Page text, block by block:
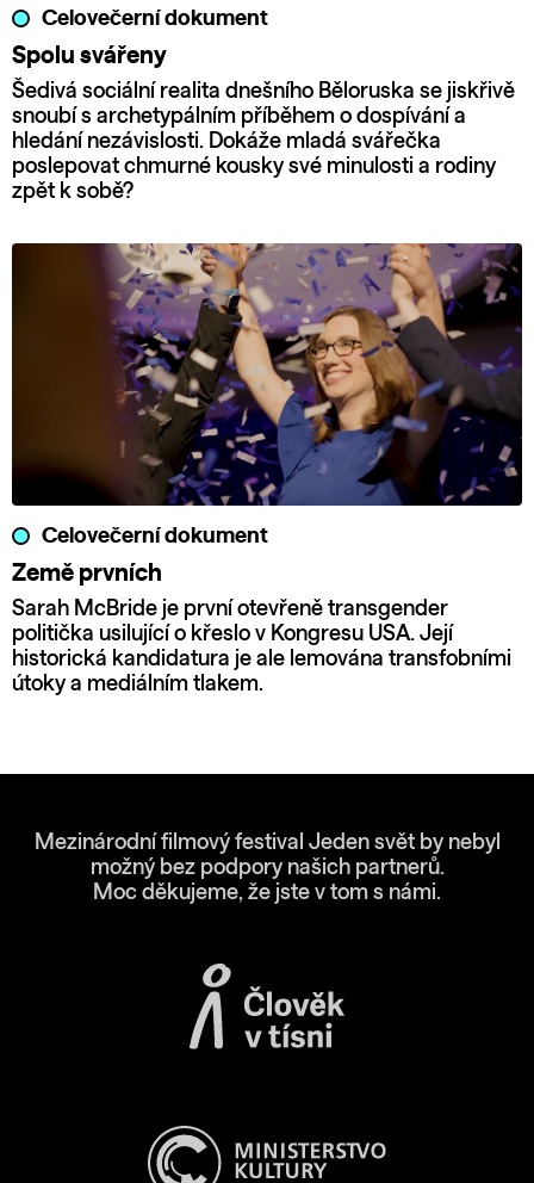
Celovečerní dokument
Spolu svářeny
Šedivá sociální realita dnešního Běloruska se jiskřivě
snoubí s archetypálním příběhem o dospívání a
hledání nezávislosti. Dokáže mladá svářečka
poslepovat chmurné kousky své minulosti a rodiny
zpět k sobě?
Celovečerní dokument
Země prvních
Sarah McBride je první otevřeně transgender
politička usilující o křeslo v Kongresu USA. Její
historická kandidatura je ale lemována transfobními
útoky a mediálním tlakem.
Mezinárodní filmový festival Jeden svět by nebyl
možný bez podpory našich partnerů.
Moc děkujeme, že jste v tom s námi.